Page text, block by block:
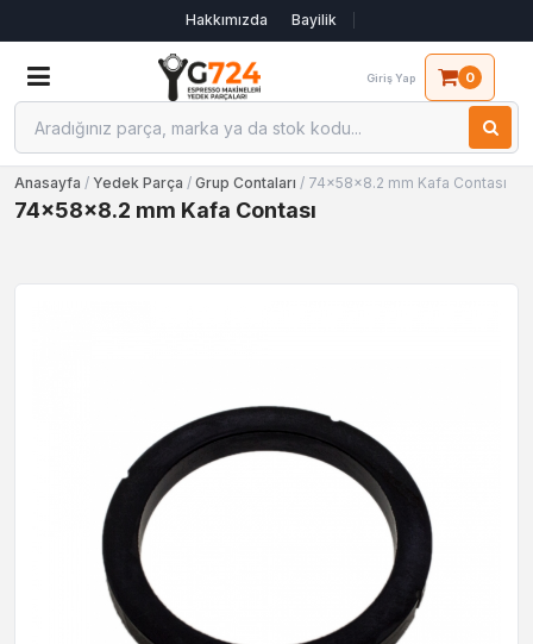
Hakkımızda Bayilik
Giriş Yap 0
Anasayfa / Yedek Parça / Grup Contaları / 74x58x8.2 mm Kafa Contası
74x58x8.2 mm Kafa Contası